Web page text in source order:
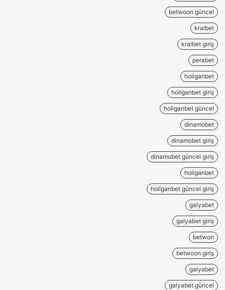
betwoon güncel
kralbet
kralbet giriş
perabet
holiganbet
holiganbet giriş
holiganbet güncel
dinamobet
dinamobet giriş
dinamobet güncel giriş
holiganbet
holiganbet güncel giriş
galyabet
galyabet giriş
betwon
betwoon giriş
galyabet
galyabet güncel